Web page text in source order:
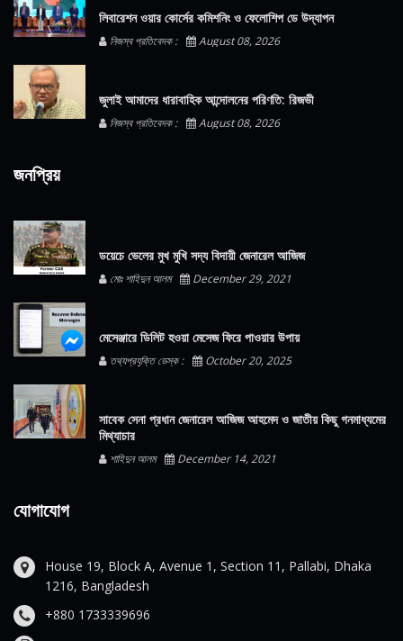
লিবারেশন ওয়ার কোর্সের কমিশনিং ও ফেলোশিপ ডে উদ্‌যাপন
নিজস্ব প্রতিবেদক : August 08, 2026
জুলাই আমাদের ধারাবাহিক আন্দোলনের পরিণতি: রিজভী
নিজস্ব প্রতিবেদক : August 08, 2026
জনপ্রিয়
ডয়েচে ভেলের মুখ মুখি সদ্য বিদায়ী জেনারেল আজিজ
মোঃ শাহিদুন আলম December 29, 2021
মেসেঞ্জারে ডিলিট হওয়া মেসেজ ফিরে পাওয়ার উপায়
তথ্যপ্রযুক্তি ডেস্ক : October 20, 2025
সাবেক সেনা প্রধান জেনারেল আজিজ আহমেদ ও জাতীয় কিছু গনমাধ্যমের
মিথ্যাচার
শাহিদুন আলম December 14, 2021
যোগাযোগ
House 19, Block A, Avenue 1, Section 11, Pallabi, Dhaka
1216, Bangladesh
+880 1733339696